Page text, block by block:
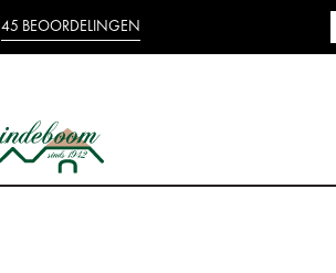
45 BEOORDELINGEN